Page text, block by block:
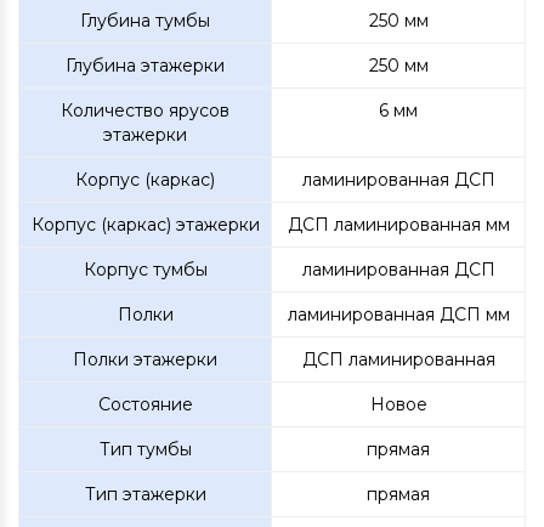
Глубина тумбы 250 мм
Глубина этажерки 250 мм
Количество ярусов
этажерки
6 мм
Корпус (каркас) ламинированная ДСП
Корпус (каркас) этажерки ДСП ламинированная мм
Корпус тумбы ламинированная ДСП
Полки ламинированная ДСП мм
Полки этажерки ДСП ламинированная
Состояние Новое
Тип тумбы прямая
Тип этажерки прямая